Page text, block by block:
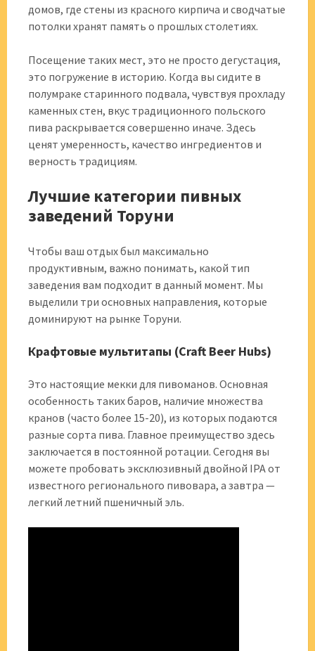
домов, где стены из красного кирпича и сводчатые
потолки хранят память о прошлых столетиях.
Посещение таких мест, это не просто дегустация,
это погружение в историю. Когда вы сидите в
полумраке старинного подвала, чувствуя прохладу
каменных стен, вкус традиционного польского
пива раскрывается совершенно иначе. Здесь
ценят умеренность, качество ингредиентов и
верность традициям.
Лучшие категории пивных
заведений Торуни
Чтобы ваш отдых был максимально
продуктивным, важно понимать, какой тип
заведения вам подходит в данный момент. Мы
выделили три основных направления, которые
доминируют на рынке Торуни.
Крафтовые мультитапы (Craft Beer Hubs)
Это настоящие мекки для пивоманов. Основная
особенность таких баров, наличие множества
кранов (часто более 15-20), из которых подаются
разные сорта пива. Главное преимущество здесь
заключается в постоянной ротации. Сегодня вы
можете пробовать эксклюзивный двойной IPA от
известного регионального пивовара, а завтра —
легкий летний пшеничный эль.